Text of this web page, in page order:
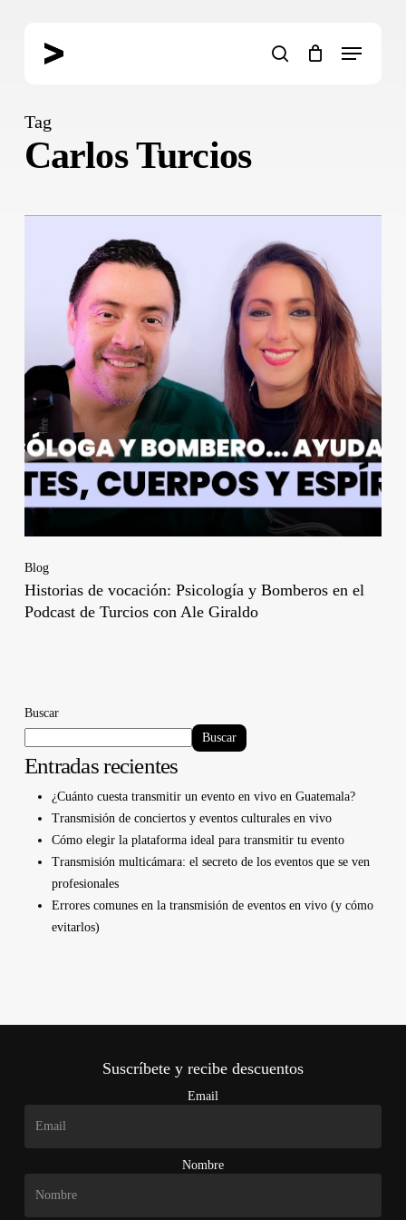
search
Menu
Tag
Carlos Turcios
Blog
Historias de vocación: Psicología y Bomberos en el
Podcast de Turcios con Ale Giraldo
Buscar
Buscar
Entradas recientes
¿Cuánto cuesta transmitir un evento en vivo en Guatemala?
Transmisión de conciertos y eventos culturales en vivo
Cómo elegir la plataforma ideal para transmitir tu evento
Transmisión multicámara: el secreto de los eventos que se ven
profesionales
Errores comunes en la transmisión de eventos en vivo (y cómo
evitarlos)
Suscríbete y recibe descuentos
Email
Nombre